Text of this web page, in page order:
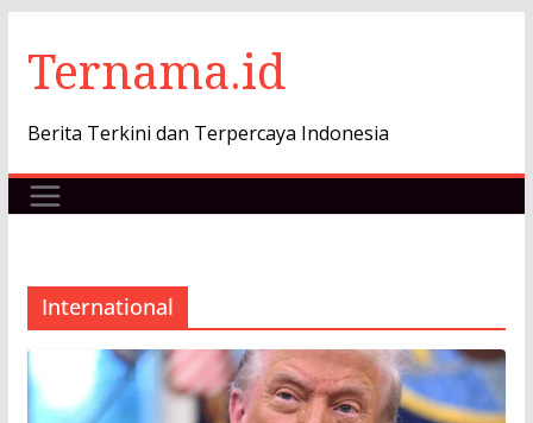
content
Ternama.id
Berita Terkini dan Terpercaya Indonesia
International